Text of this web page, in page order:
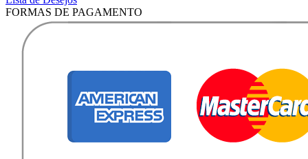
FORMAS DE PAGAMENTO